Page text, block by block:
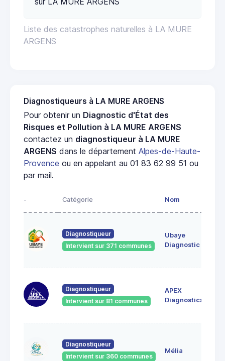
Liste des catastrophes naturelles à LA MURE
ARGENS
Diagnostiqueurs à LA MURE ARGENS
Pour obtenir un Diagnostic d'État des
Risques et Pollution à LA MURE ARGENS
contactez un diagnostiqueur à LA MURE
ARGENS dans le département Alpes-de-Haute-
Provence ou en appelant au 01 83 62 99 51 ou
par mail.
- Catégorie Nom
Diagnostiqueur
Intervient sur 371 communes
Ubaye
Diagnostic
Diagnostiqueur
Intervient sur 81 communes
APEX
Diagnostics
Diagnostiqueur
Intervient sur 360 communes
Mélia